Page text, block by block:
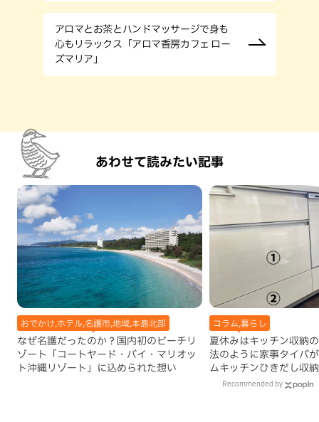
アロマとお茶とハンドマッサージで身も
心もリラックス「アロマ香房カフェ ロー
ズマリア」
あわせて読みたい記事
おでかけ,ホテル,名護市,地域,本島北部
なぜ名護だったのか？国内初のビーチリ
ゾート「コートヤード・バイ・マリオッ
ト沖縄リゾート」に込められた想い
コラム,暮らし
夏休みはキッチン収納
法のように家事タイパ
ムキッチンひきだし収
Recommended by